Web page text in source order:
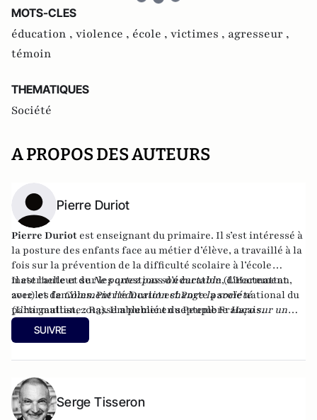
MOTS-CLES
éducation , violence , école , victimes , agresseur ,
témoin
THEMATIQUES
Société
A PROPOS DES AUTEURS
Pierre Duriot
Pierre Duriot est enseignant du primaire. Il s’est intéressé à
la posture des enfants face au métier d’élève, a travaillé à la
fois sur la prévention de la difficulté scolaire à l’école
maternelle et sur les questions d’éducation, directement
avec les familles. Pierre Duriot est Porte parole national du
parti gaulliste : Rassemblement du Peuple Français.
Il est l'auteur deNe portez pas son cartable(L'Harmattan,
2012) et deComment l’éducation change la société
(L’harmattan, 2013). Il a publié en septembreHaro sur un
prof, du côté obscur de l'éducation
2015).
SUIVRE
Serge Tisseron